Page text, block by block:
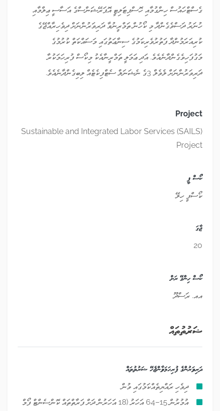
ގެސްޓްހައުސް ހިންގުމާއި ހޮސްޕިޓަލިޓީ އޮޕަރޭޝަންސްގެ އަސާސީ ޢިލްމާއި
ހުނަރު ދަސްވެގެންދާ މި ކޯހުން ތަމްރީނުވާ ދަރިވަރުންނަށް ދިވެހިރާއްޖޭގެ
ކުރިއަރަމުންދާ ފަތުރުވެރިކަމުގެ ސިނާޢަތުގައި މަސައްކަތް ކުރުމުގެ
މަގުފަހިވެގެންދާނެއެވެ. އަދި ޢަމަލީ ތަމްރީނާއެކު މިކޯސް ފުރިހަމަކުރާ
ދަރިވަރުންނަށް ލެވެލް 3ގެ ނެޝަނަލް ސެޓްފިކެޓެއް ލިބިގެންދާނެއެވެ.
Project
Sustainable and Integrated Labor Services (SAILS)
Project
ކޯސް ފީ
ކޯސްފީ ހިލޭ
ޖާގަ
20
ކޯސް ހިންގޭ ރަށް
އއ. ރަސްދޫ
ޝަރުތުތައް
ދަރިވަރުންގެ ފުރިހަމަވާންޖެހޭ ޝަރުތުތައް
ދިވެހި ރައްޔިތެއްކަމުގައި ވުން
އުމުރުން 15–64 އަހަރު (18 އަހަރުން ދަށް ފަރާތްތައް ކޮންސެންޓް ފޯމް